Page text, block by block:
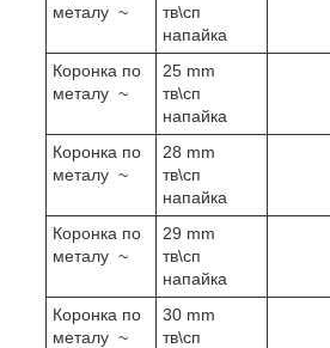
металу ~
тв\сп
напайка
Коронка по
металу ~
25 mm
тв\сп
напайка
Коронка по
металу ~
28 mm
тв\сп
напайка
Коронка по
металу ~
29 mm
тв\сп
напайка
Коронка по
металу ~
30 mm
тв\сп